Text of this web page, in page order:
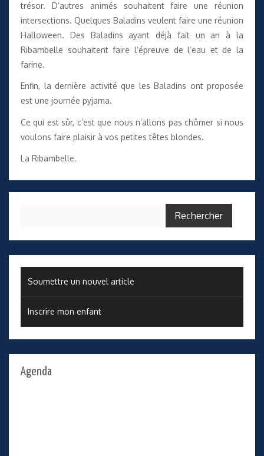
trésor. D’autres animés souhaitent faire une réunion
intersections. Quelques Baladins veulent faire une réunion
Halloween. Des Baladins ayant déjà fait un an à la
Ribambelle souhaitent faire l’épreuve de l’eau et de la
farine.
Enfin, la dernière activité que les Baladins ont proposée
est une journée pyjama.
Ce qui est sûr, c’est que nous n’allons pas chômer si nous
voulons faire plaisir à vos petites têtes blondes.
La Ribambelle.
Soumettre un nouvel article
Inscrire mon enfant
Agenda